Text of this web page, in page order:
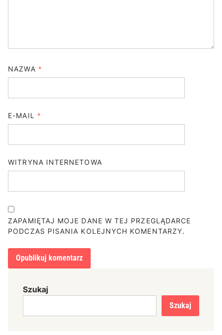
NAZWA *
E-MAIL *
WITRYNA INTERNETOWA
ZAPAMIĘTAJ MOJE DANE W TEJ PRZEGLĄDARCE
PODCZAS PISANIA KOLEJNYCH KOMENTARZY.
Szukaj
Szukaj